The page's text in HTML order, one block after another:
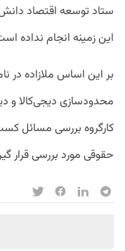
ستاد توسعه اقتصاد
این زمینه انجام نداده
بر این اساس ملازاده در
محدودسازی دیجی‌کالا و
کارگروه بررسی مسائل
حقوقی مورد بررسی قرار